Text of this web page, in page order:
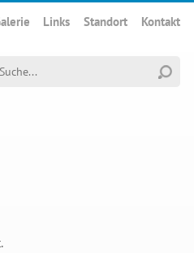
Links Standort Kontakt
Suchwort